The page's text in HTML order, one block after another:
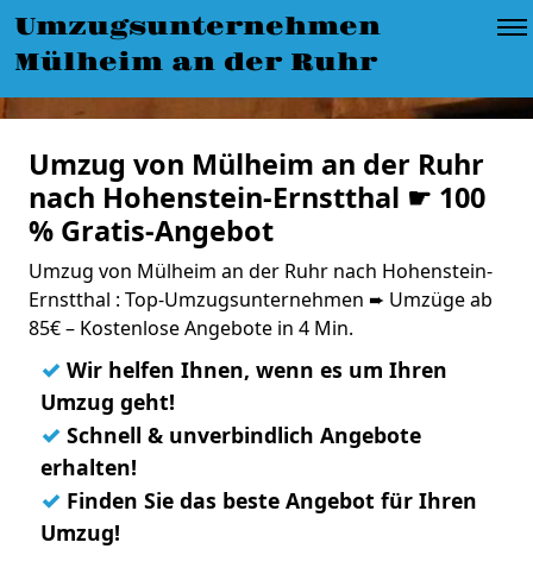
Umzugsunternehmen
Mülheim an der Ruhr
Umzug von Mülheim an der Ruhr
nach Hohenstein-Ernstthal ☛ 100
% Gratis-Angebot
Umzug von Mülheim an der Ruhr nach Hohenstein-
Ernstthal : Top-Umzugsunternehmen ➨ Umzüge ab
85€ – Kostenlose Angebote in 4 Min.
✓ Wir helfen Ihnen, wenn es um Ihren
Umzug geht!
✓ Schnell & unverbindlich Angebote
erhalten!
✓ Finden Sie das beste Angebot für Ihren
Umzug!